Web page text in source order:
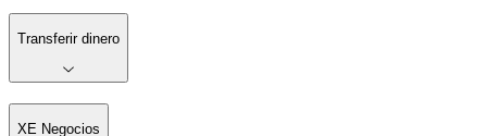
Transferir dinero
XE Negocios